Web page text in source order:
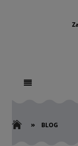
» BLOG